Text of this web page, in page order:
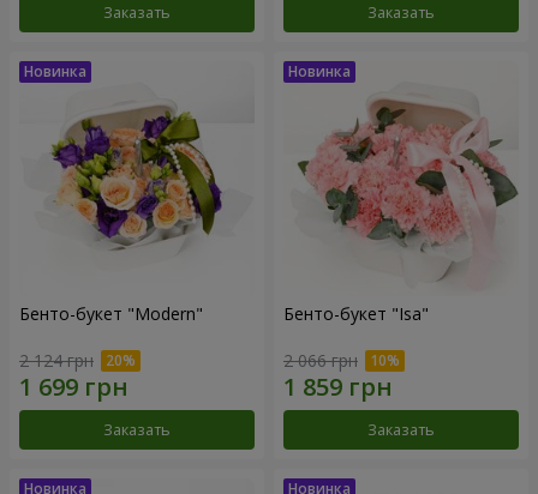
Заказать Заказать
Бенто-букет "Modern"
2 124 грн
Заказать
Бенто-букет "Isa"
2 066 грн
Заказать